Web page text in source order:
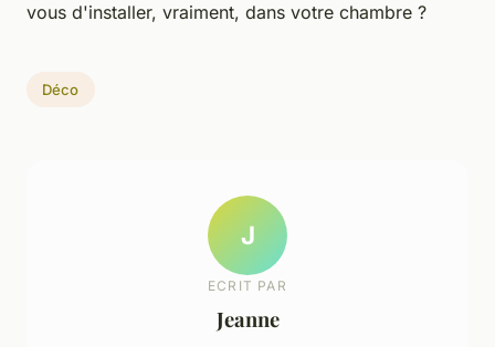
vous d'installer, vraiment, dans votre chambre ?
Déco
J
ECRIT PAR
Jeanne